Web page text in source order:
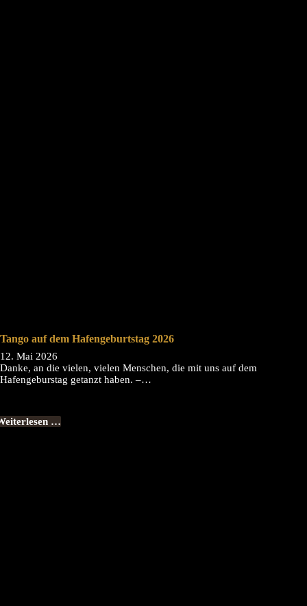
Tango auf dem Hafengeburtstag 2026
12. Mai 2026
Danke, an die vielen, vielen Menschen, die mit uns auf dem
Hafengeburstag getanzt haben. –…
…